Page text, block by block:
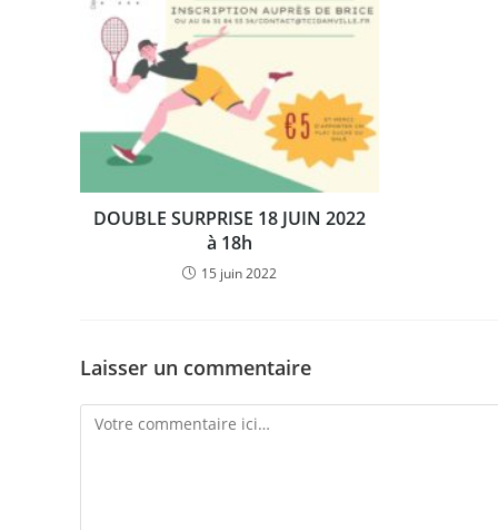
DOUBLE SURPRISE 18 JUIN 2022
à 18h
15 juin 2022
Laisser un commentaire
Comment